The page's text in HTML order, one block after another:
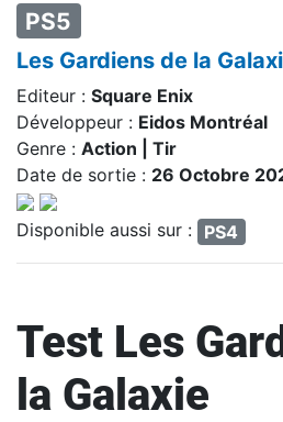
PS5
Les Gardiens de la
Editeur : Square Enix
Développeur : Eidos Montréal
Genre : Action | Tir
Date de sortie : 26 Octobre
Disponible aussi sur : PS4
Test Les
la Galaxie